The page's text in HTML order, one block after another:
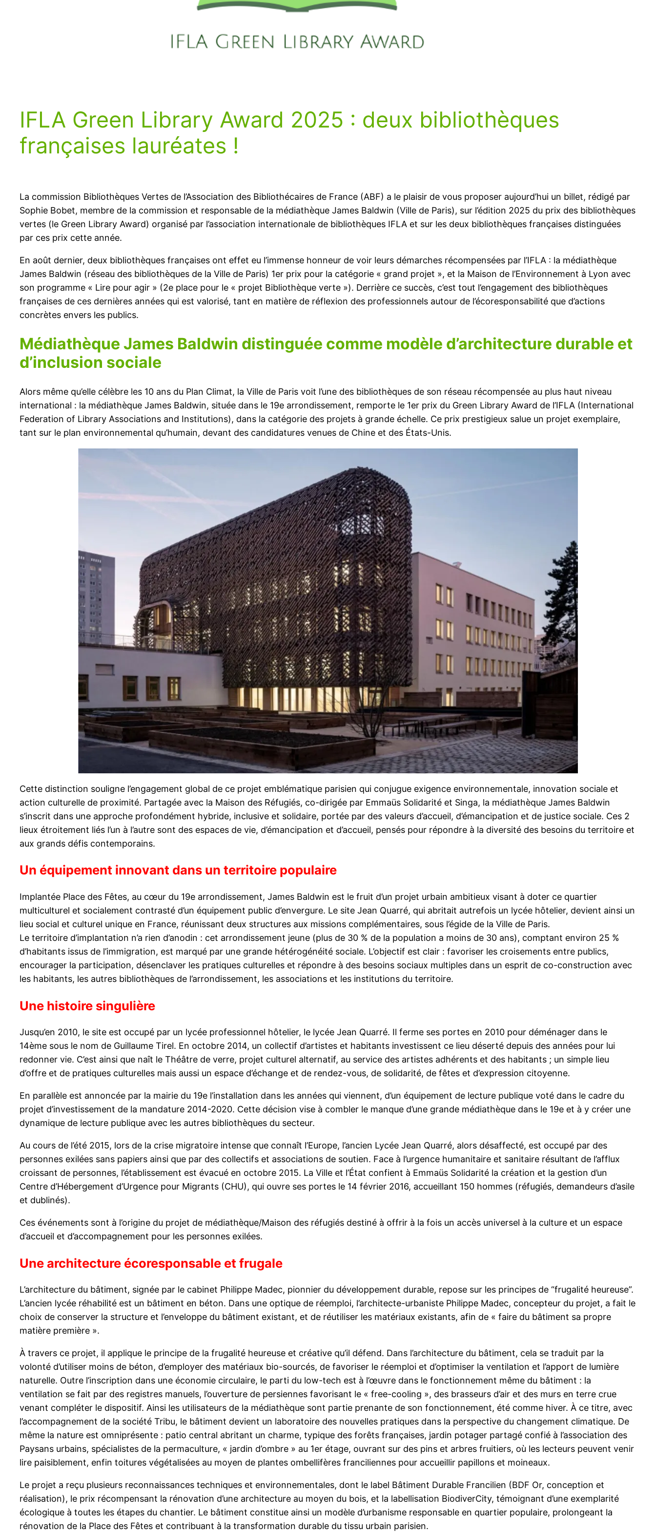
IFLA Green Library Award 2025 : deux bibliothèques
françaises lauréates !
La commission Bibliothèques Vertes de l’Association des Bibliothécaires de France (ABF) a le plaisir de vous proposer aujourd’hui un billet, rédigé par
Sophie Bobet, membre de la commission et responsable de la médiathèque James Baldwin (Ville de Paris), sur l’édition 2025 du prix des bibliothèques
vertes (le Green Library Award) organisé par l’association internationale de bibliothèques IFLA et sur les deux bibliothèques françaises distinguées
par ces prix cette année.
En août dernier, deux bibliothèques françaises ont effet eu l’immense honneur de voir leurs démarches récompensées par l’IFLA : la médiathèque
James Baldwin (réseau des bibliothèques de la Ville de Paris) 1er prix pour la catégorie « grand projet », et la Maison de l’Environnement à Lyon avec
son programme « Lire pour agir » (2e place pour le « projet Bibliothèque verte »). Derrière ce succès, c’est tout l’engagement des bibliothèques
françaises de ces dernières années qui est valorisé, tant en matière de réflexion des professionnels autour de l’écoresponsabilité que d’actions
concrètes envers les publics.
Médiathèque James Baldwin distinguée comme modèle d’architecture durable et
d’inclusion sociale
Alors même qu’elle célèbre les 10 ans du Plan Climat, la Ville de Paris voit l’une des bibliothèques de son réseau récompensée au plus haut niveau
international : la médiathèque James Baldwin, située dans le 19e arrondissement, remporte le 1er prix du Green Library Award de l’IFLA (International
Federation of Library Associations and Institutions), dans la catégorie des projets à grande échelle. Ce prix prestigieux salue un projet exemplaire,
tant sur le plan environnemental qu’humain, devant des candidatures venues de Chine et des États-Unis.
Cette distinction souligne l’engagement global de ce projet emblématique parisien qui conjugue exigence environnementale, innovation sociale et
action culturelle de proximité. Partagée avec la Maison des Réfugiés, co-dirigée par Emmaüs Solidarité et Singa, la médiathèque James Baldwin
s’inscrit dans une approche profondément hybride, inclusive et solidaire, portée par des valeurs d’accueil, d’émancipation et de justice sociale. Ces 2
lieux étroitement liés l’un à l’autre sont des espaces de vie, d’émancipation et d’accueil, pensés pour répondre à la diversité des besoins du territoire et
aux grands défis contemporains.
Un équipement innovant dans un territoire populaire
Implantée Place des Fêtes, au cœur du 19e arrondissement, James Baldwin est le fruit d’un projet urbain ambitieux visant à doter ce quartier
multiculturel et socialement contrasté d’un équipement public d’envergure. Le site Jean Quarré, qui abritait autrefois un lycée hôtelier, devient ainsi un
lieu social et culturel unique en France, réunissant deux structures aux missions complémentaires, sous l’égide de la Ville de Paris.
Le territoire d’implantation n’a rien d’anodin : cet arrondissement jeune (plus de 30 % de la population a moins de 30 ans), comptant environ 25 %
d’habitants issus de l’immigration, est marqué par une grande hétérogénéité sociale. L’objectif est clair : favoriser les croisements entre publics,
encourager la participation, désenclaver les pratiques culturelles et répondre à des besoins sociaux multiples dans un esprit de co-construction avec
les habitants, les autres bibliothèques de l’arrondissement, les associations et les institutions du territoire.
Une histoire singulière
Jusqu’en 2010, le site est occupé par un lycée professionnel hôtelier, le lycée Jean Quarré. Il ferme ses portes en 2010 pour déménager dans le
14ème sous le nom de Guillaume Tirel. En octobre 2014, un collectif d’artistes et habitants investissent ce lieu déserté depuis des années pour lui
redonner vie. C’est ainsi que naît le Théâtre de verre, projet culturel alternatif, au service des artistes adhérents et des habitants ; un simple lieu
d’offre et de pratiques culturelles mais aussi un espace d’échange et de rendez-vous, de solidarité, de fêtes et d’expression citoyenne.
En parallèle est annoncée par la mairie du 19e l’installation dans les années qui viennent, d’un équipement de lecture publique voté dans le cadre du
projet d’investissement de la mandature 2014-2020. Cette décision vise à combler le manque d’une grande médiathèque dans le 19e et à y créer une
dynamique de lecture publique avec les autres bibliothèques du secteur.
Au cours de l’été 2015, lors de la crise migratoire intense que connaît l’Europe, l’ancien Lycée Jean Quarré, alors désaffecté, est occupé par des
personnes exilées sans papiers ainsi que par des collectifs et associations de soutien. Face à l’urgence humanitaire et sanitaire résultant de l’afflux
croissant de personnes, l’établissement est évacué en octobre 2015. La Ville et l’État confient à Emmaüs Solidarité la création et la gestion d’un
Centre d’Hébergement d’Urgence pour Migrants (CHU), qui ouvre ses portes le 14 février 2016, accueillant 150 hommes (réfugiés, demandeurs d’asile
et dublinés).
Ces événements sont à l’origine du projet de médiathèque/Maison des réfugiés destiné à offrir à la fois un accès universel à la culture et un espace
d’accueil et d’accompagnement pour les personnes exilées.
Une architecture écoresponsable et frugale
L’architecture du bâtiment, signée par le cabinet Philippe Madec, pionnier du développement durable, repose sur les principes de “frugalité heureuse”.
L’ancien lycée réhabilité est un bâtiment en béton. Dans une optique de réemploi, l’architecte-urbaniste Philippe Madec, concepteur du projet, a fait le
choix de conserver la structure et l’enveloppe du bâtiment existant, et de réutiliser les matériaux existants, afin de « faire du bâtiment sa propre
matière première ».
À travers ce projet, il applique le principe de la frugalité heureuse et créative qu’il défend. Dans l’architecture du bâtiment, cela se traduit par la
volonté d’utiliser moins de béton, d’employer des matériaux bio-sourcés, de favoriser le réemploi et d’optimiser la ventilation et l’apport de lumière
naturelle. Outre l’inscription dans une économie circulaire, le parti du low-tech est à l’œuvre dans le fonctionnement même du bâtiment : la
ventilation se fait par des registres manuels, l’ouverture de persiennes favorisant le « free-cooling », des brasseurs d’air et des murs en terre crue
venant compléter le dispositif. Ainsi les utilisateurs de la médiathèque sont partie prenante de son fonctionnement, été comme hiver. À ce titre, avec
l’accompagnement de la société Tribu, le bâtiment devient un laboratoire des nouvelles pratiques dans la perspective du changement climatique. De
même la nature est omniprésente : patio central abritant un charme, typique des forêts françaises, jardin potager partagé confié à l’association des
Paysans urbains, spécialistes de la permaculture, « jardin d’ombre » au 1er étage, ouvrant sur des pins et arbres fruitiers, où les lecteurs peuvent venir
lire paisiblement, enfin toitures végétalisées au moyen de plantes ombellifères franciliennes pour accueillir papillons et moineaux.
Le projet a reçu plusieurs reconnaissances techniques et environnementales, dont le label Bâtiment Durable Francilien (BDF Or, conception et
réalisation), le prix récompensant la rénovation d’une architecture au moyen du bois, et la labellisation BiodiverCity, témoignant d’une exemplarité
écologique à toutes les étapes du chantier. Le bâtiment constitue ainsi un modèle d’urbanisme responsable en quartier populaire, prolongeant la
rénovation de la Place des Fêtes et contribuant à la transformation durable du tissu urbain parisien.